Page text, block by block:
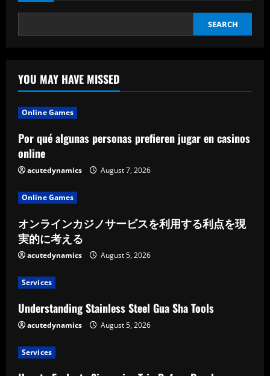
SEARCH
YOU MAY HAVE MISSED
Online Games
Por qué algunas personas prefieren jugar en casinos
online
acutedynamics August 7, 2026
Online Games
オンラインカジノサービスを利用する利点を現
実的に考える
acutedynamics August 5, 2026
Services
Understanding Stainless Steel Gua Sha Tools
acutedynamics August 5, 2026
Services